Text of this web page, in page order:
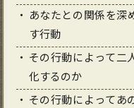
あなたとの関係を深
す行動
その行動によって二
化するのか
その行動によってあ